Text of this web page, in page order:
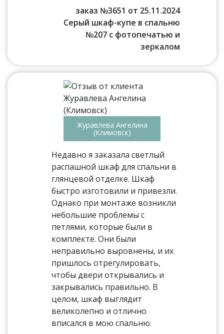
заказ №3651 от 25.11.2024
Серый шкаф-купе в спальню
№207 с фотопечатью и
зеркалом
Журавлева Ангелина
(Климовск)
Недавно я заказала светлый
распашной шкаф для спальни в
глянцевой отделке. Шкаф
быстро изготовили и привезли.
Однако при монтаже возникли
небольшие проблемы с
петлями, которые были в
комплекте. Они были
неправильно выровнены, и их
пришлось отрегулировать,
чтобы двери открывались и
закрывались правильно. В
целом, шкаф выглядит
великолепно и отлично
вписался в мою спальню.